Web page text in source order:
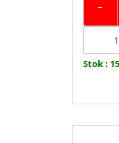
−
Stok : 15